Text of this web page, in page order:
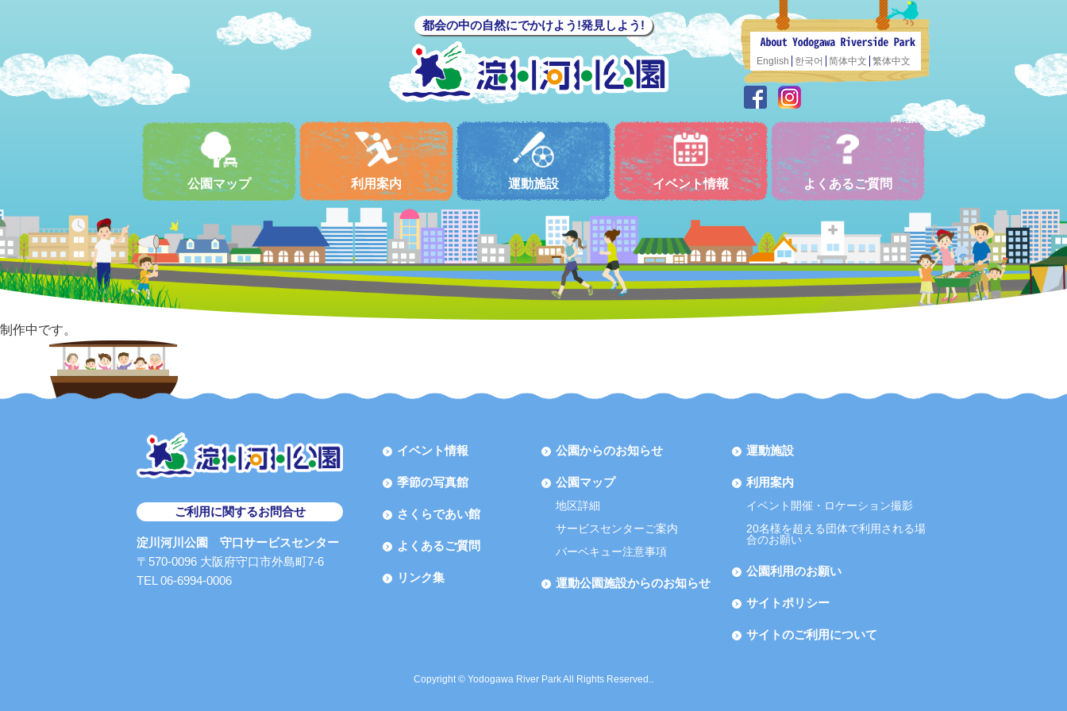
都会の中の自然にでかけよう!発見しよう!
English 한국어 简体中文 繁体中文
公園マップ 利用案内 運動施設 イベント情報 よくあるご質問
制作中です。
ご利用に関するお問合せ
淀川河川公園 守口サービスセンター
〒570-0096 大阪府守口市外島町7-6
TEL 06-6994-0006
イベント情報
季節の写真館
さくらであい館
よくあるご質問
リンク集
公園からのお知らせ
公園マップ
地区詳細
サービスセンターご案内
バーベキュー注意事項
運動公園施設からのお知らせ
運動施設
利用案内
イベント開催・ロケーション撮影
20名様を超える団体で利用される場
合のお願い
公園利用のお願い
サイトポリシー
サイトのご利用について
Copyright © Yodogawa River Park All Rights Reserved..